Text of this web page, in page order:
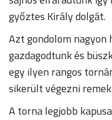
győztes Király dolgát.
Azt gondolom
gazdagodtunk és
egy ilyen rangos
sikerült végezni
A torna legjobb